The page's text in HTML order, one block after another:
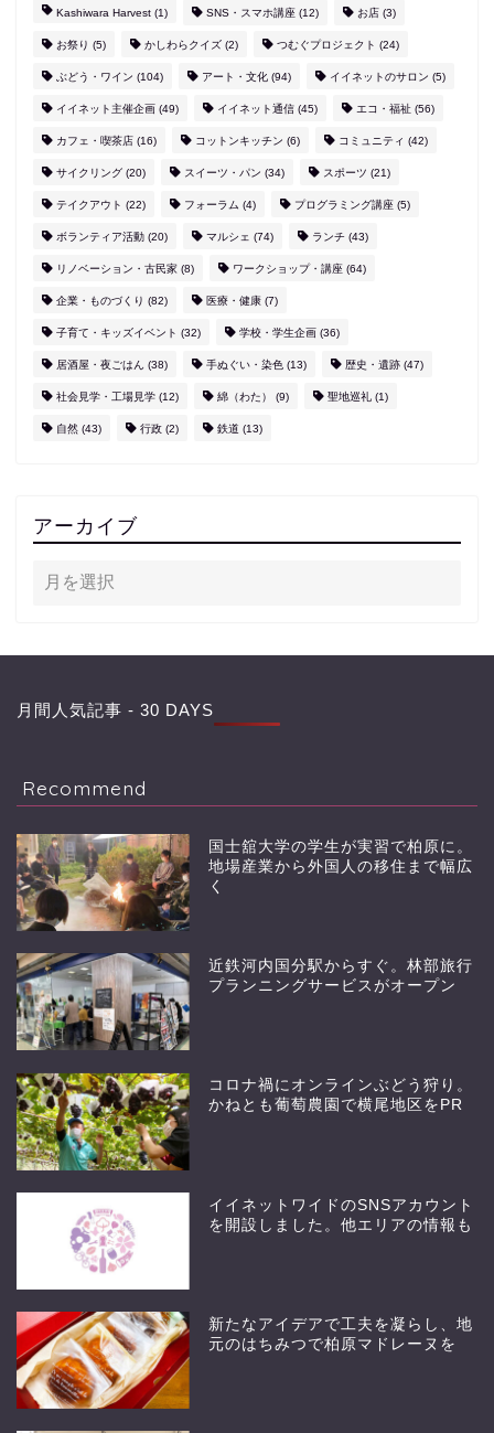
Kashiwara Harvest (1) SNS・スマホ講座 (12) お店 (3)
お祭り (5) かしわらクイズ (2) つむぐプロジェクト (24)
ぶどう・ワイン (104) アート・文化 (94) イイネットのサロン (5)
イイネット主催企画 (49) イイネット通信 (45) エコ・福祉 (56)
カフェ・喫茶店 (16) コットンキッチン (6) コミュニティ (42)
サイクリング (20) スイーツ・パン (34) スポーツ (21)
テイクアウト (22) フォーラム (4) プログラミング講座 (5)
ボランティア活動 (20) マルシェ (74) ランチ (43)
リノベーション・古民家 (8) ワークショップ・講座 (64)
企業・ものづくり (82) 医療・健康 (7)
子育て・キッズイベント (32) 学校・学生企画 (36)
居酒屋・夜ごはん (38) 手ぬぐい・染色 (13) 歴史・遺跡 (47)
社会見学・工場見学 (12) 綿（わた） (9) 聖地巡礼 (1)
自然 (43) 行政 (2) 鉄道 (13)
アーカイブ
月間人気記事 - 30 DAYS
Recommend
国士舘大学の学生が実習で柏原に。
地場産業から外国人の移住まで幅広
く
近鉄河内国分駅からすぐ。林部旅行
プランニングサービスがオープン
コロナ禍にオンラインぶどう狩り。
かねとも葡萄農園で横尾地区をPR
イイネットワイドのSNSアカウント
を開設しました。他エリアの情報も
新たなアイデアで工夫を凝らし、地
元のはちみつで柏原マドレーヌを